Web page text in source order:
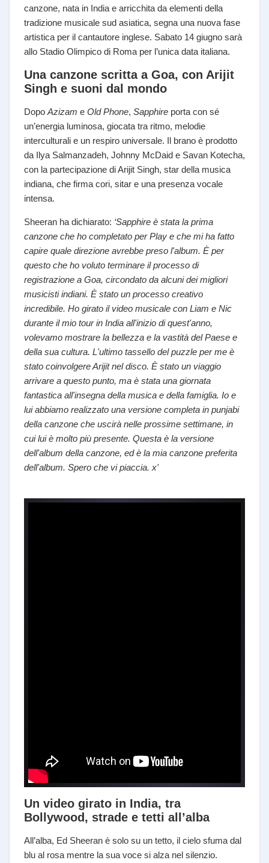
canzone, nata in India e arricchita da elementi della
tradizione musicale sud asiatica, segna una nuova fase
artistica per il cantautore inglese. Sabato 14 giugno sarà
allo Stadio Olimpico di Roma per l’unica data italiana.
Una canzone scritta a Goa, con Arijit
Singh e suoni dal mondo
Dopo Azizam e Old Phone, Sapphire porta con sé
un’energia luminosa, giocata tra ritmo, melodie
interculturali e un respiro universale. Il brano è prodotto
da Ilya Salmanzadeh, Johnny McDaid e Savan Kotecha,
con la partecipazione di Arijit Singh, star della musica
indiana, che firma cori, sitar e una presenza vocale
intensa.
Sheeran ha dichiarato: ‘Sapphire è stata la prima
canzone che ho completato per Play e che mi ha fatto
capire quale direzione avrebbe preso l'album. È per
questo che ho voluto terminare il processo di
registrazione a Goa, circondato da alcuni dei migliori
musicisti indiani. È stato un processo creativo
incredibile. Ho girato il video musicale con Liam e Nic
durante il mio tour in India all'inizio di quest'anno,
volevamo mostrare la bellezza e la vastità del Paese e
della sua cultura. L'ultimo tassello del puzzle per me è
stato coinvolgere Arijit nel disco. È stato un viaggio
arrivare a questo punto, ma è stata una giornata
fantastica all'insegna della musica e della famiglia. Io e
lui abbiamo realizzato una versione completa in punjabi
della canzone che uscirà nelle prossime settimane, in
cui lui è molto più presente. Questa è la versione
dell'album della canzone, ed è la mia canzone preferita
dell'album. Spero che vi piaccia. x'
Un video girato in India, tra
Bollywood, strade e tetti all’alba
All’alba, Ed Sheeran è solo su un tetto, il cielo sfuma dal
blu al rosa mentre la sua voce si alza nel silenzio.